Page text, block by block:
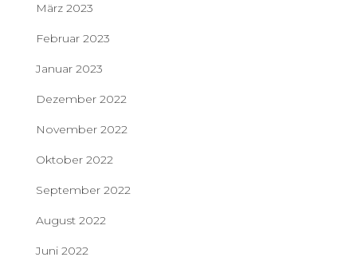
März 2023
Februar 2023
Januar 2023
Dezember 2022
November 2022
Oktober 2022
September 2022
August 2022
Juni 2022